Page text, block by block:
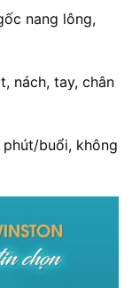
nang lông,
nách, tay, chân
phút/buổi, không